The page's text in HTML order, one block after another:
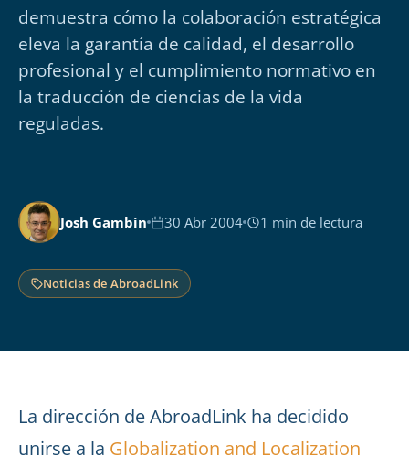
demuestra cómo la colaboración estratégica
eleva la garantía de calidad, el desarrollo
profesional y el cumplimiento normativo en
la traducción de ciencias de la vida
reguladas.
Josh Gambín 30 Abr 2004 1 min de lectura
Noticias de AbroadLink
La dirección de AbroadLink ha decidido
unirse a la Globalization and Localization